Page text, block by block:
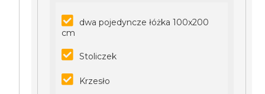
dwa pojedyncze łóżka 100x200
cm
Stoliczek
Krzesło